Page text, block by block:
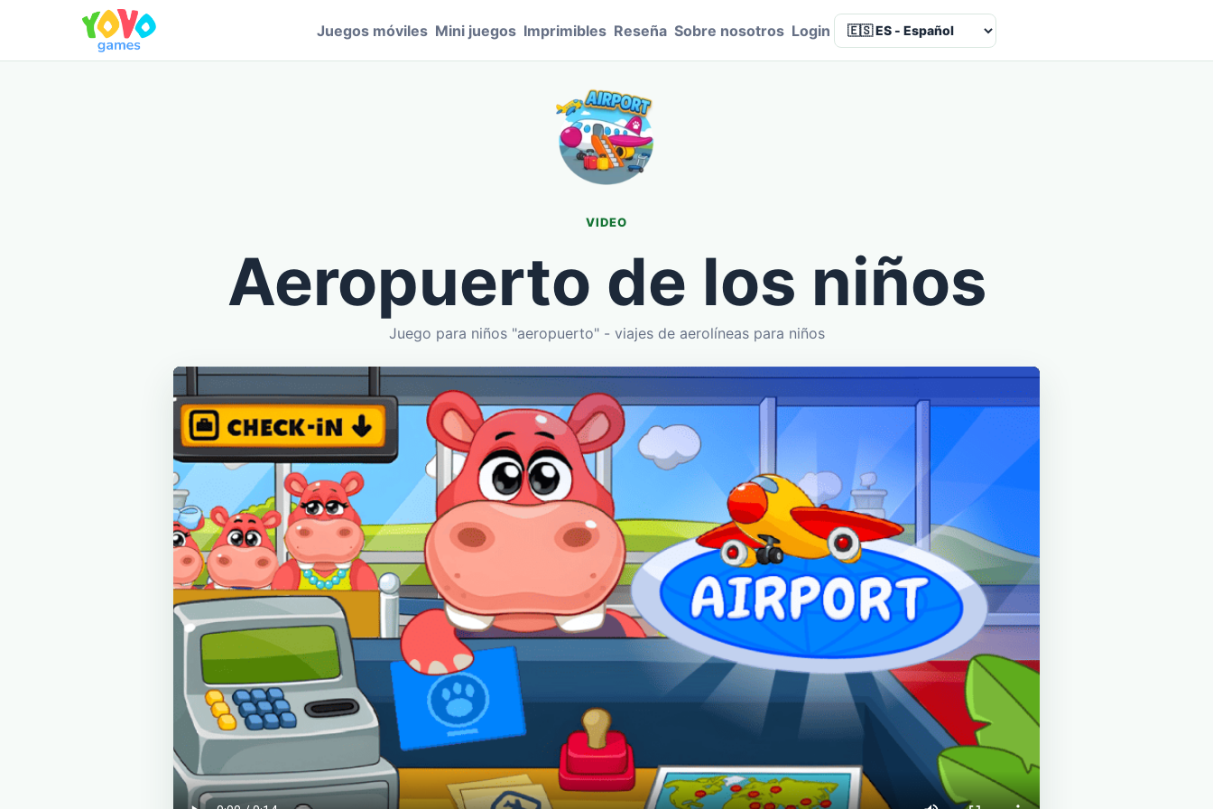
Juegos móviles Mini juegos Imprimibles Reseña Sobre nosotros Login Language
VIDEO
Aeropuerto de los niños
Juego para niños "aeropuerto" - viajes de aerolíneas para niños